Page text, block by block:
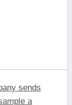
sends
a